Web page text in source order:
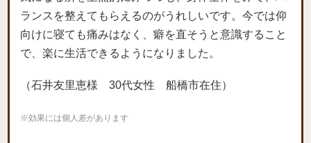
ランスを整えてもらえるのがうれしいです。今では仰
向けに寝ても痛みはなく、癖を直そうと意識すること
で、楽に生活できるようになりました。
（石井友里恵様 30代女性 船橋市在住）
※効果には個人差があります